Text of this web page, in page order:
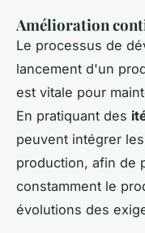
Amélioration
Le processus de
lancement d'un
est vitale pour
En pratiquant des
peuvent intégrer
production, afin de
constamment le
évolutions des